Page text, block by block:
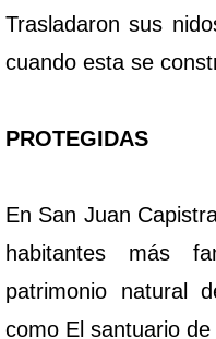
Trasladaron sus
cuando esta se
PROTEGIDAS
En San Juan
habitantes más
patrimonio natural
como El santuario de